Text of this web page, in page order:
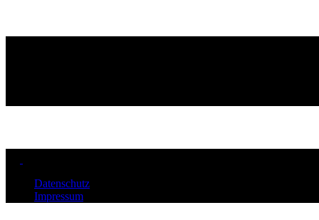
Datenschutz
Impressum